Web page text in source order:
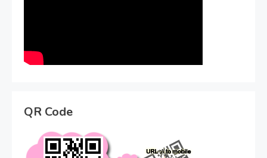
QR Code